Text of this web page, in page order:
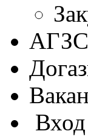
АГЗС
Вход